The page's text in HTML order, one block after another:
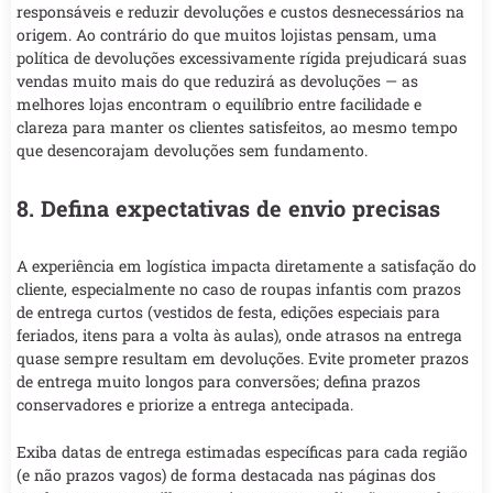
responsáveis e reduzir devoluções e custos desnecessários na
origem. Ao contrário do que muitos lojistas pensam, uma
política de devoluções excessivamente rígida prejudicará suas
vendas muito mais do que reduzirá as devoluções — as
melhores lojas encontram o equilíbrio entre facilidade e
clareza para manter os clientes satisfeitos, ao mesmo tempo
que desencorajam devoluções sem fundamento.
8. Defina expectativas de envio precisas
A experiência em logística impacta diretamente a satisfação do
cliente, especialmente no caso de roupas infantis com prazos
de entrega curtos (vestidos de festa, edições especiais para
feriados, itens para a volta às aulas), onde atrasos na entrega
quase sempre resultam em devoluções. Evite prometer prazos
de entrega muito longos para conversões; defina prazos
conservadores e priorize a entrega antecipada.
Exiba datas de entrega estimadas específicas para cada região
(e não prazos vagos) de forma destacada nas páginas dos